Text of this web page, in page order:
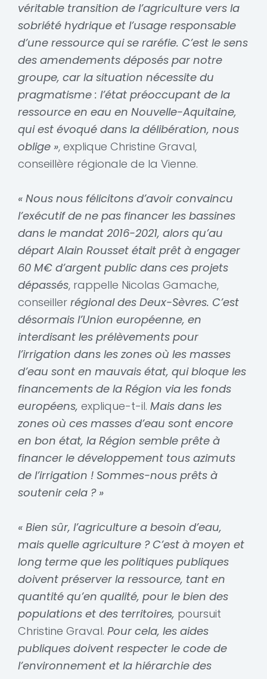
véritable transition de l’agriculture vers la
sobriété hydrique et l’usage responsable
d’une ressource qui se raréfie. C’est le sens
des amendements déposés par notre
groupe, car la situation nécessite du
pragmatisme : l’état préoccupant de la
ressource en eau en Nouvelle-Aquitaine,
qui est évoqué dans la délibération, nous
oblige », explique Christine Graval,
conseillère régionale de la Vienne.
« Nous nous félicitons d’avoir convaincu
l’exécutif de ne pas financer les bassines
dans le mandat 2016-2021, alors qu’au
départ Alain Rousset était prêt à engager
60 M€ d’argent public dans ces projets
dépassés, rappelle Nicolas Gamache,
conseiller régional des Deux-Sèvres. C’est
désormais l’Union européenne, en
interdisant les prélèvements pour
l’irrigation dans les zones où les masses
d’eau sont en mauvais état, qui bloque les
financements de la Région via les fonds
européens, explique-t-il. Mais dans les
zones où ces masses d’eau sont encore
en bon état, la Région semble prête à
financer le développement tous azimuts
de l’irrigation ! Sommes-nous prêts à
soutenir cela ? »
« Bien sûr, l’agriculture a besoin d’eau,
mais quelle agriculture ? C’est à moyen et
long terme que les politiques publiques
doivent préserver la ressource, tant en
quantité qu’en qualité, pour le bien des
populations et des territoires, poursuit
Christine Graval. Pour cela, les aides
publiques doivent respecter le code de
l’environnement et la hiérarchie des